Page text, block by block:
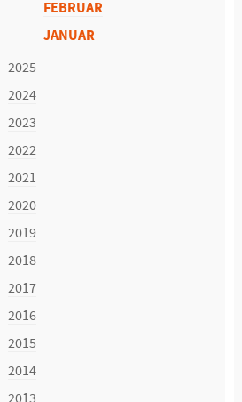
FEBRUAR
JANUAR
2025
2024
2023
2022
2021
2020
2019
2018
2017
2016
2015
2014
2013